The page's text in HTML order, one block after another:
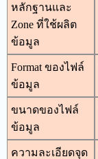
หลักฐานและ
Zone ที่ใช้ผลิต
ข้อมูล
Format ของไฟล์
ข้อมูล
ขนาดของไฟล์
ข้อมูล
ความละเอียดจุด